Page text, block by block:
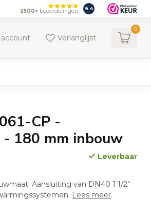
2500+ beoordelingen 9.4
account Verlanglijst
0
CP -
180 mm inbouw
Leverbaar
Aansluiting van DN40 1 1/2"
Lees meer.